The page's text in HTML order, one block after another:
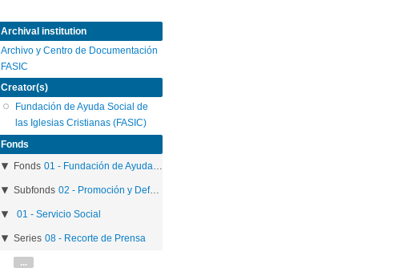
Archival institution
Archivo y Centro de Documentación
FASIC
Creator(s)
Fundación de Ayuda Social de
las Iglesias Cristianas (FASIC)
Fonds
Fonds 01 - Fundación de Ayuda Social de las Iglesias Cristianas
Subfonds 02 - Promoción y Defensa de los Derechos Humanos
01 - Servicio Social
Series 08 - Recorte de Prensa
...